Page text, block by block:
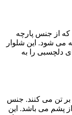
از جنس پارچه
می شود. این شلوار
دلچسبی را به
بر تن می کنند. جنس
از پشم می باشد. این